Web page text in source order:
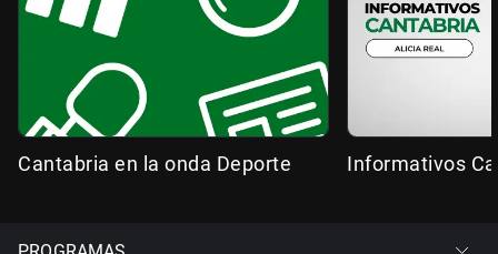
Cantabria en la onda Deporte Informativos